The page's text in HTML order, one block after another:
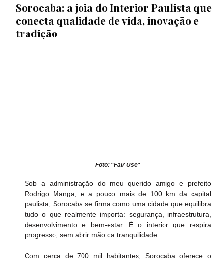
Sorocaba: a joia do Interior Paulista que
conecta qualidade de vida, inovação e
tradição
Foto: "Fair Use"
Sob a administração do meu querido amigo e prefeito
Rodrigo Manga, e a pouco mais de 100 km da capital
paulista, Sorocaba se firma como uma cidade que equilibra
tudo o que realmente importa: segurança, infraestrutura,
desenvolvimento e bem-estar. É o interior que respira
progresso, sem abrir mão da tranquilidade.
Com cerca de 700 mil habitantes, Sorocaba oferece o